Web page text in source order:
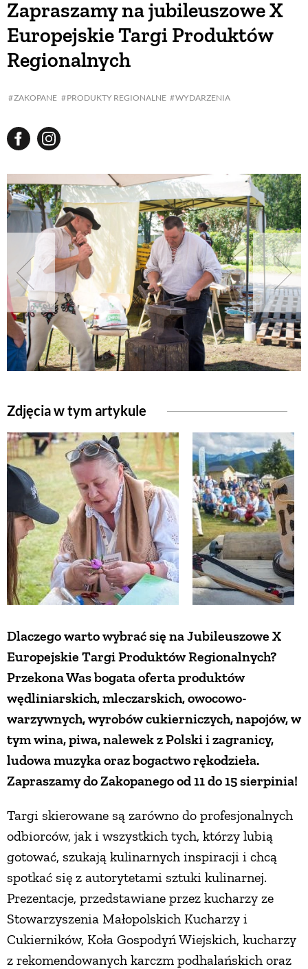
Zapraszamy na jubileuszowe X
Europejskie Targi Produktów
Regionalnych
ZAKOPANE PRODUKTY REGIONALNE WYDARZENIA
Zdjęcia w tym artykule
Dlaczego warto wybrać się na Jubileuszowe X
Europejskie Targi Produktów Regionalnych?
Przekona Was bogata oferta produktów
wędliniarskich, mleczarskich, owocowo-
warzywnych, wyrobów cukierniczych, napojów, w
tym wina, piwa, nalewek z Polski i zagranicy,
ludowa muzyka oraz bogactwo rękodzieła.
Zapraszamy do Zakopanego od 11 do 15 sierpinia!
Targi skierowane są zarówno do profesjonalnych
odbiorców, jak i wszystkich tych, którzy lubią
gotować, szukają kulinarnych inspiracji i chcą
spotkać się z autorytetami sztuki kulinarnej.
Prezentacje, przedstawiane przez kucharzy ze
Stowarzyszenia Małopolskich Kucharzy i
Cukierników, Koła Gospodyń Wiejskich, kucharzy
z rekomendowanych karczm podhalańskich oraz
BUDUJEMY DOM
ROŚLINY OGRODOWE
PORADY
ZIELEŃ W DOMU
PROJEKTOWANIE OGRODU
NATURALNIE
NATURALNA APTECZKA
DLA DOMU
EKO ŻYCIE
PRZYRODA
ZWIERZĘTA DOMOWE
ZWIERZĘTA W NATURZE
GRZYBY
KRAJOBRAZ
RĘKODZIEŁO
RZEMIOSŁO
ZWYCZAJE
ZRÓB TO SAM
PRZEPISY